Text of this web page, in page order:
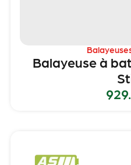
Balayeuse à